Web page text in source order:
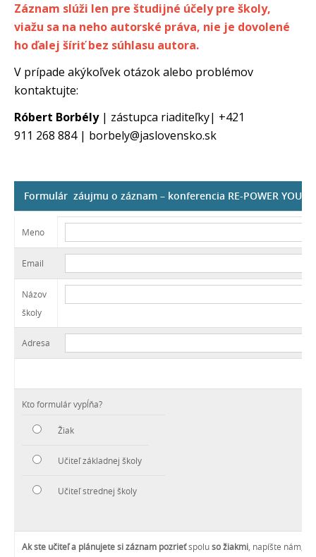
Záznam slúži len pre študijné účely pre školy,
viažu sa na neho autorské práva, nie je dovolené
ho ďalej šíriť bez súhlasu autora.
V prípade akýkoľvek otázok alebo problémov
kontaktujte:
Róbert Borbély | zástupca riaditeľky| +421
911 268 884 | borbely@jaslovensko.sk
Formulár záujmu o záznam – konferencia RE-POWER YOUR
Meno
Email
Názov
školy
Adresa
Kto formulár vypĺňa?
Žiak
Učiteľ základnej školy
Učiteľ strednej školy
Ak ste učiteľ a plánujete si záznam pozrieťspoluso žiakmi , napíšte nám,